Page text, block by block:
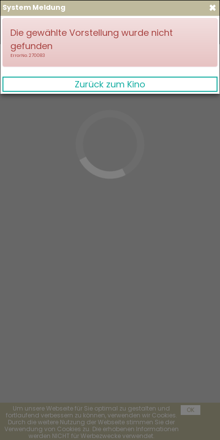
Um unsere Webseite für Sie optimal zu gestalten und
fortlaufend verbessern zu können, verwenden wir Cookies.
Durch die weitere Nutzung der Webseite stimmen Sie der
Verwendung von Cookies zu. Die erhobenen Informationen
werden NICHT für Werbezwecke verwendet.
OK
×
System Meldung
Die gewählte Vorstellung wurde nicht
gefunden
ErrorNo. 270083
Zurück zum Kino